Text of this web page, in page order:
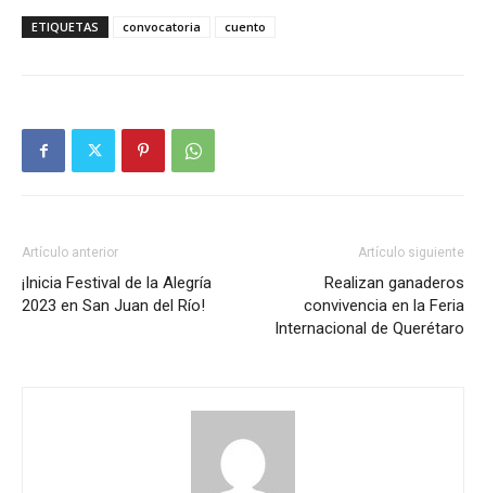
ETIQUETAS convocatoria cuento
Artículo anterior
¡Inicia Festival de la Alegría
2023 en San Juan del Río!
Artículo siguiente
Realizan ganaderos
convivencia en la Feria
Internacional de Querétaro